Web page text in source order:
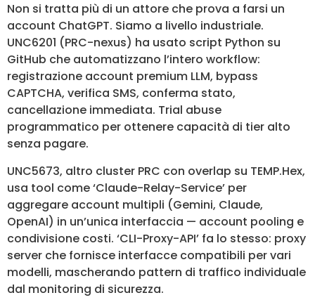
Non si tratta più di un attore che prova a farsi un
account ChatGPT. Siamo a livello industriale.
UNC6201 (PRC-nexus) ha usato script Python su
GitHub che automatizzano l’intero workflow:
registrazione account premium LLM, bypass
CAPTCHA, verifica SMS, conferma stato,
cancellazione immediata. Trial abuse
programmatico per ottenere capacità di tier alto
senza pagare.
UNC5673, altro cluster PRC con overlap su TEMP.Hex,
usa tool come ‘Claude-Relay-Service’ per
aggregare account multipli (Gemini, Claude,
OpenAI) in un’unica interfaccia — account pooling e
condivisione costi. ‘CLI-Proxy-API’ fa lo stesso: proxy
server che fornisce interfacce compatibili per vari
modelli, mascherando pattern di traffico individuale
dal monitoring di sicurezza.